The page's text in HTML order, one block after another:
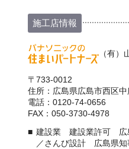
施工店情報
（有）
〒733-0012
住所：広島県広島市西区
電話：0120-74-0656
FAX：050-3730-4978
建設業 建設業許可 広
／さんび設計 広島県知